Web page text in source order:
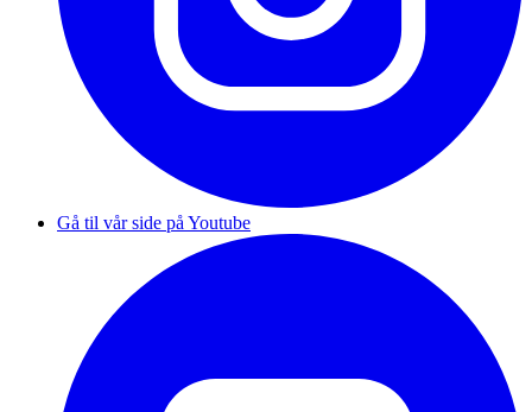
Gå til vår side på Youtube